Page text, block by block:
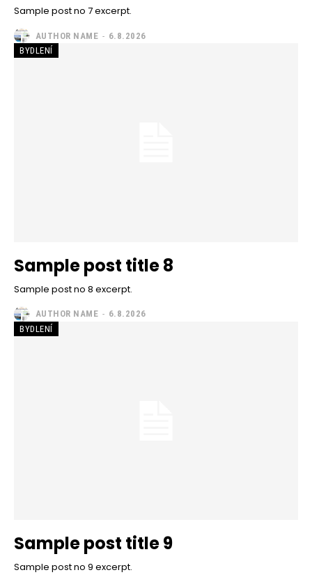
Sample post no 7 excerpt.
AUTHOR NAME - 6.8.2026
BYDLENÍ
Sample post title 8
Sample post no 8 excerpt.
AUTHOR NAME - 6.8.2026
BYDLENÍ
Sample post title 9
Sample post no 9 excerpt.